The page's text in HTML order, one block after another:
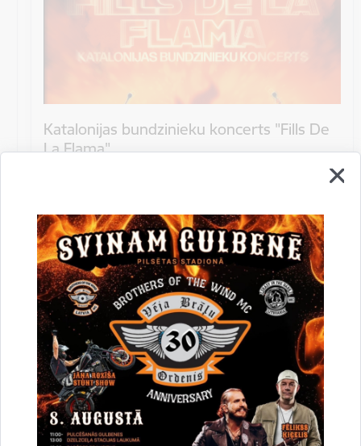
Katalonijas bundzinieku koncerts "Fills De
La Flama"
Koncerts
Datums
12. novembris, 2022
Laiks
10.00
Atrašanās vieta
Druvienas Latviskās dzīvesziņas centrs